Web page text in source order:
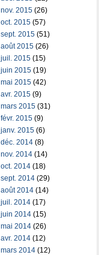
nov. 2015 (26)
oct. 2015 (57)
sept. 2015 (51)
août 2015 (26)
juil. 2015 (15)
juin 2015 (19)
mai 2015 (42)
avr. 2015 (9)
mars 2015 (31)
févr. 2015 (9)
janv. 2015 (6)
déc. 2014 (8)
nov. 2014 (14)
oct. 2014 (18)
sept. 2014 (29)
août 2014 (14)
juil. 2014 (17)
juin 2014 (15)
mai 2014 (26)
avr. 2014 (12)
mars 2014 (12)